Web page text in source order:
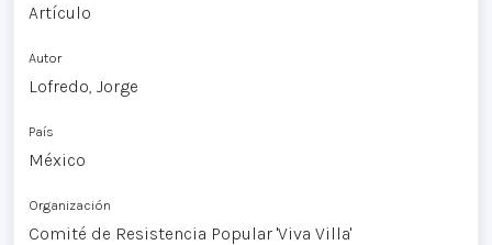
Artículo
Autor
Lofredo, Jorge
País
México
Organización
Comité de Resistencia Popular 'Viva Villa'